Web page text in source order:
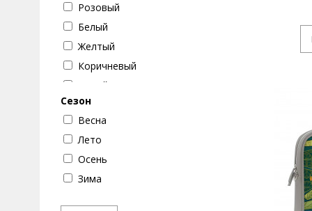
Животные
Музыка
Путешествие
Розовый
Белый
Желтый
Коричневый
Серый
Черно-белый
Красный
Голубой
Синий
Фиолетовый
Бордовый
Сезон
Весна
Лето
Осень
Зима